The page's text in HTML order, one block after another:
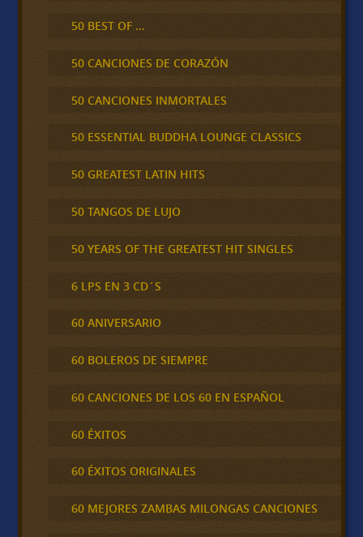
50 BEST OF …
50 CANCIONES DE CORAZÓN
50 CANCIONES INMORTALES
50 ESSENTIAL BUDDHA LOUNGE CLASSICS
50 GREATEST LATIN HITS
50 TANGOS DE LUJO
50 YEARS OF THE GREATEST HIT SINGLES
6 LPS EN 3 CD´S
60 ANIVERSARIO
60 BOLEROS DE SIEMPRE
60 CANCIONES DE LOS 60 EN ESPAÑOL
60 ÉXITOS
60 ÉXITOS ORIGINALES
60 MEJORES ZAMBAS MILONGAS CANCIONES